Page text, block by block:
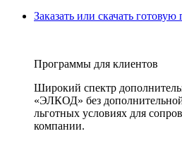
Заказать или скачать готовую
Программы для клиентов
Широкий спектр
«ЭЛКОД» без
льготных условиях для
компании.